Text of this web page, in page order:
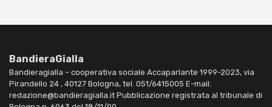
BandieraGialla
Bandieragialla – cooperativa sociale Accaparlante 1999-2023, via
Pirandello 24 , 40127 Bologna, tel. 051/6415005 E-mail:
redazione@bandieragialla.it Pubblicazione registrata al tribunale di